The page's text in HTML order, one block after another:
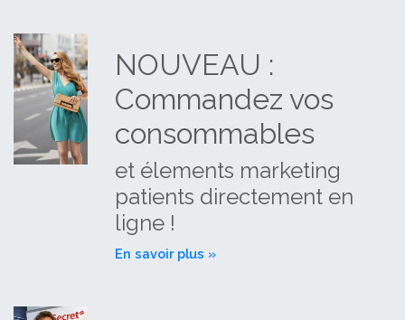
NOUVEAU :
Commandez vos
consommables
et élements marketing
patients directement en
ligne !
En savoir plus »